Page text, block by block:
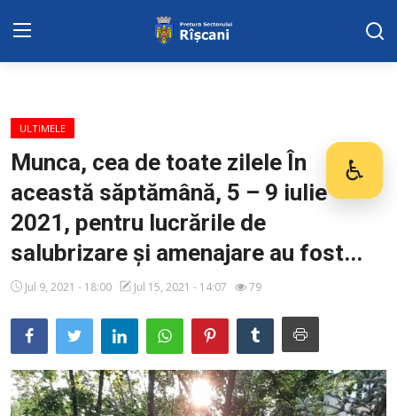
♿
DISPOZITIILE PRETORULUI
Adresa: str. Kiev 3 | tel: +373 (22) 44 10
98 | mail: pretura.riscani@gmail.com
SERVICII SECTOR
ADMINISTRAŢIA
Transparența
Proiecte
SERVICII
ULTIMELE
Munca, cea de toate zilele În
această săptămână, 5 – 9 iulie
2021, pentru lucrările de
salubrizare și amenajare au fost...
Jul 9, 2021 - 18:00 Jul 15, 2021 - 14:07 79